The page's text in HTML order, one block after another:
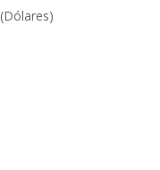
(Dólares)